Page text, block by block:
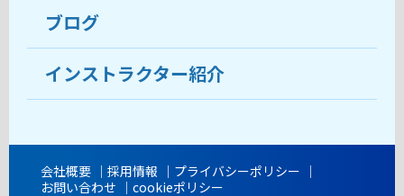
目的から講座を探す
教室ブログ
受講までの流れ
よくあるご質問
ブログ
インストラクター紹介
会社概要 採用情報
プライバシーポリシー
お問い合わせ
cookieポリシー